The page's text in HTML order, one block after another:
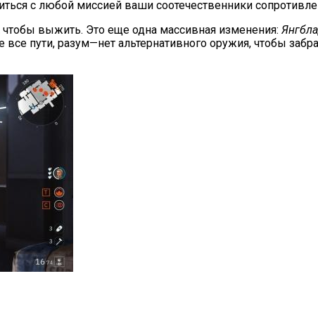
с любой миссией ваши соотечественники
выжить. Это еще одна массивная изменения:
все пути, разум—нет альтернативного оружия, чтобы